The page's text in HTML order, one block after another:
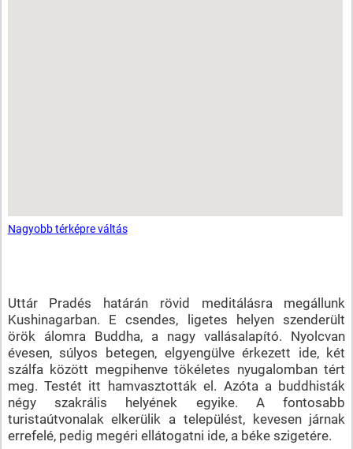
Nagyobb térképre váltás
Uttár Pradés határán rövid meditálásra megállunk
Kushinagarban. E csendes, ligetes helyen szenderült
örök álomra Buddha, a nagy vallásalapító. Nyolcvan
évesen, súlyos betegen, elgyengülve érkezett ide, két
szálfa között megpihenve tökéletes nyugalomban tért
meg. Testét itt hamvasztották el. Azóta a buddhisták
négy szakrális helyének egyike. A fontosabb
turistaútvonalak elkerülik a települést, kevesen járnak
errefelé, pedig megéri ellátogatni ide, a béke szigetére.